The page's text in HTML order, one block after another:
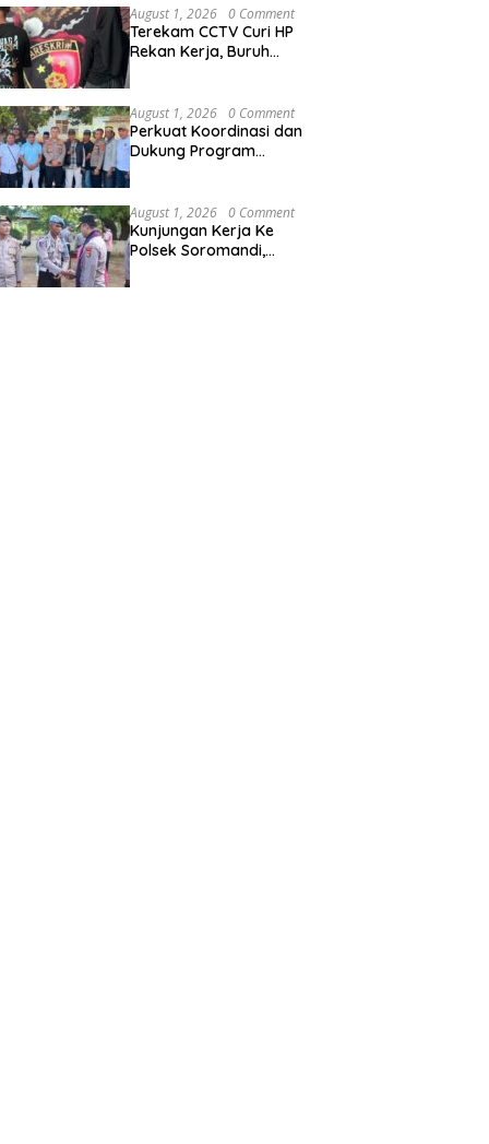
Wilayah Hukum Polres
Bima Kota
August 1, 2026 0 Comment
Terekam CCTV Curi HP
Rekan Kerja, Buruh
Polres Bima Kota
August 1, 2026 0 Comment
Perkuat Koordinasi dan
Dukung Program
Silaturahmi Bersama
Pemdes Nggembe
August 1, 2026 0 Comment
Kunjungan Kerja Ke
Polsek Soromandi,